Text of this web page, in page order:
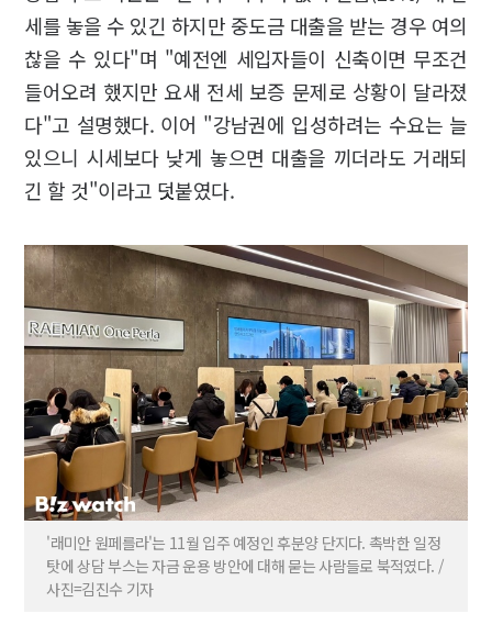
세를 놓을 수 있긴 하지만 중도금 대출을 받는 경우 여의
찮을 수 있다"며 "예전엔 세입자들이 신축이면 무조건
들어오려 했지만 요새 전세 보증 문제로 상황이 달라졌
다"고 설명했다. 이어 "강남권에 입성하려는 수요는 늘
있으니 시세보다 낮게 놓으면 대출을 끼더라도 거래되
긴 할 것"이라고 덧붙였다.
'래미안 원페를라'는 11월 입주 예정인 후분양 단지다. 촉박한 일정
탓에 상담 부스는 자금 운용 방안에 대해 묻는 사람들로 북적였다. /
사진=김진수 기자